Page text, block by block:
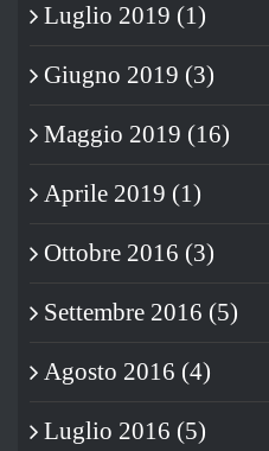
Luglio 2019 (1)
Giugno 2019 (3)
Maggio 2019 (16)
Aprile 2019 (1)
Ottobre 2016 (3)
Settembre 2016 (5)
Agosto 2016 (4)
Luglio 2016 (5)